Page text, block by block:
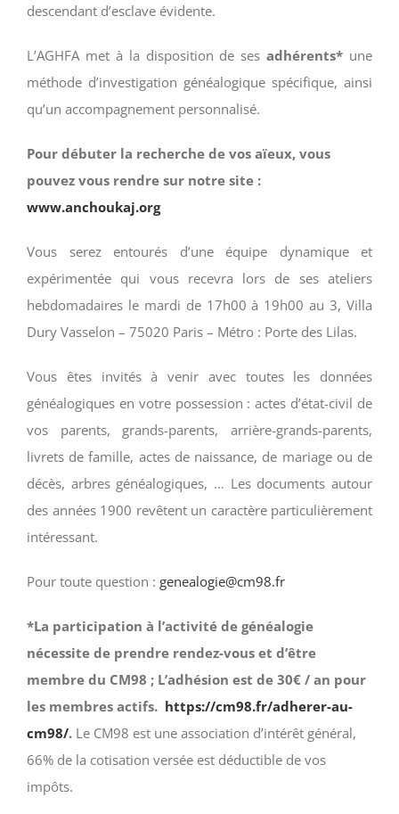
descendant d’esclave évidente.
L’AGHFA met à la disposition de sesadhérents* une
méthode d’investigation généalogique spécifique, ainsi
qu’un accompagnement personnalisé.
Pour débuter la recherche de vos aïeux, vous
pouvez vous rendre sur notre site :
www.anchoukaj.org
Vous serez entourés d’une équipe dynamique et
expérimentée qui vous recevra lors de ses ateliers
hebdomadaires le mardi de 17h00 à 19h00 au 3, Villa
Dury Vasselon – 75020 Paris – Métro : Porte des Lilas.
Vous êtes invités à venir avec toutes les données
généalogiques en votre possession : actes d’état-civil de
vos parents, grands-parents, arrière-grands-parents,
livrets de famille, actes de naissance, de mariage ou de
décès, arbres généalogiques, … Les documents autour
des années 1900 revêtent un caractère particulièrement
intéressant.
Pour toute question : genealogie@cm98.fr
*La participation à l’activité de généalogie
nécessite de prendre rendez-vous et d’être
membre du CM98 ; L’adhésion est de 30€ / an pour
les membres actifs. https://cm98.fr/adherer-au-
cm98/. Le CM98 est une association d’intérêt général,
66% de la cotisation versée est déductible de vos
impôts.